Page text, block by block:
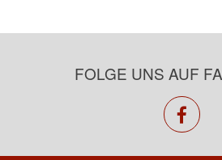
FOLGE UNS AUF